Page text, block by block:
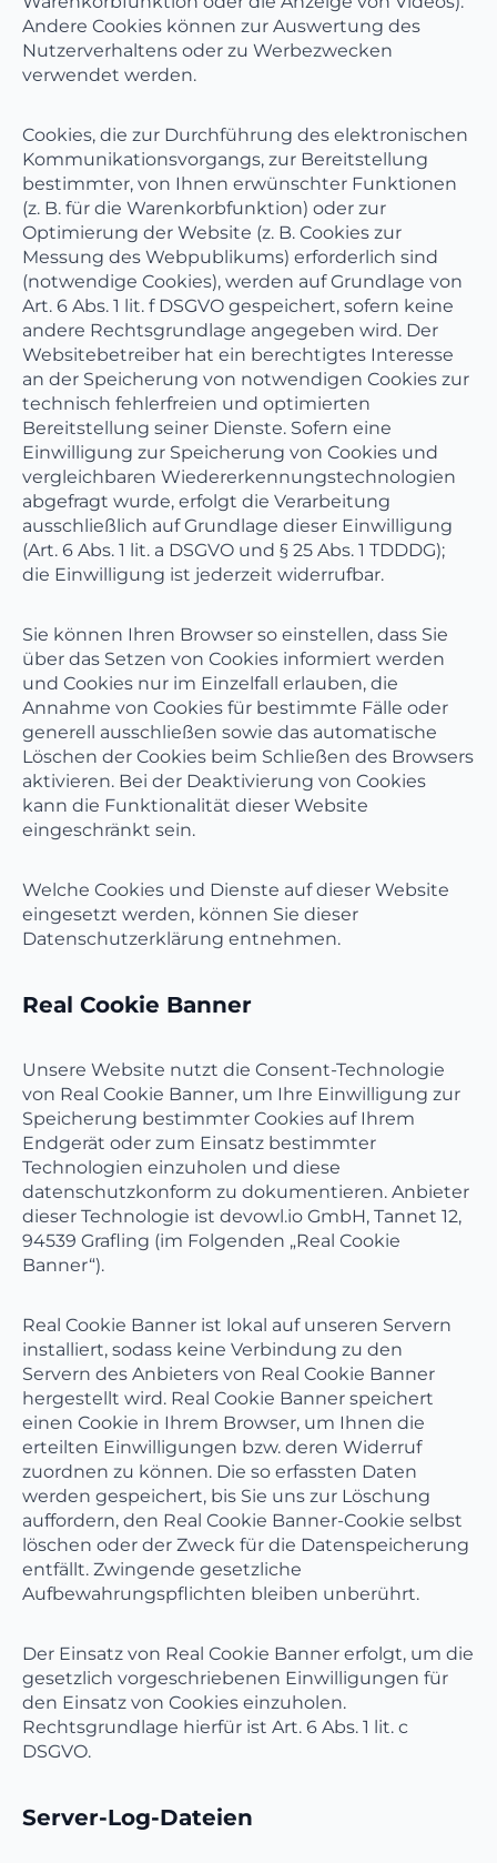
Andere Cookies können zur Auswertung des
Nutzerverhaltens oder zu Werbezwecken
verwendet werden.
Cookies, die zur Durchführung des elektronischen
Kommunikationsvorgangs, zur Bereitstellung
bestimmter, von Ihnen erwünschter Funktionen
(z. B. für die Warenkorbfunktion) oder zur
Optimierung der Website (z. B. Cookies zur
Messung des Webpublikums) erforderlich sind
(notwendige Cookies), werden auf Grundlage von
Art. 6 Abs. 1 lit. f DSGVO gespeichert, sofern keine
andere Rechtsgrundlage angegeben wird. Der
Websitebetreiber hat ein berechtigtes Interesse
an der Speicherung von notwendigen Cookies zur
technisch fehlerfreien und optimierten
Bereitstellung seiner Dienste. Sofern eine
Einwilligung zur Speicherung von Cookies und
vergleichbaren Wiedererkennungstechnologien
abgefragt wurde, erfolgt die Verarbeitung
ausschließlich auf Grundlage dieser Einwilligung
(Art. 6 Abs. 1 lit. a DSGVO und § 25 Abs. 1 TDDDG);
die Einwilligung ist jederzeit widerrufbar.
Sie können Ihren Browser so einstellen, dass Sie
über das Setzen von Cookies informiert werden
und Cookies nur im Einzelfall erlauben, die
Annahme von Cookies für bestimmte Fälle oder
generell ausschließen sowie das automatische
Löschen der Cookies beim Schließen des Browsers
aktivieren. Bei der Deaktivierung von Cookies
kann die Funktionalität dieser Website
eingeschränkt sein.
Welche Cookies und Dienste auf dieser Website
eingesetzt werden, können Sie dieser
Datenschutzerklärung entnehmen.
Real Cookie Banner
Unsere Website nutzt die Consent-Technologie
von Real Cookie Banner, um Ihre Einwilligung zur
Speicherung bestimmter Cookies auf Ihrem
Endgerät oder zum Einsatz bestimmter
Technologien einzuholen und diese
datenschutzkonform zu dokumentieren. Anbieter
dieser Technologie ist devowl.io GmbH, Tannet 12,
94539 Grafling (im Folgenden „Real Cookie
Banner“).
Real Cookie Banner ist lokal auf unseren Servern
installiert, sodass keine Verbindung zu den
Servern des Anbieters von Real Cookie Banner
hergestellt wird. Real Cookie Banner speichert
einen Cookie in Ihrem Browser, um Ihnen die
erteilten Einwilligungen bzw. deren Widerruf
zuordnen zu können. Die so erfassten Daten
werden gespeichert, bis Sie uns zur Löschung
auffordern, den Real Cookie Banner-Cookie selbst
löschen oder der Zweck für die Datenspeicherung
entfällt. Zwingende gesetzliche
Aufbewahrungspflichten bleiben unberührt.
Der Einsatz von Real Cookie Banner erfolgt, um die
gesetzlich vorgeschriebenen Einwilligungen für
den Einsatz von Cookies einzuholen.
Rechtsgrundlage hierfür ist Art. 6 Abs. 1 lit. c
DSGVO.
Server-Log-Dateien